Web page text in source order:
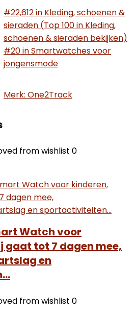
#22,612 in Kleding, schoenen &
sieraden (Top 100 in Kleding,
schoenen & sieraden bekijken)
#20 in Smartwatches voor
jongensmode
Merk: One2Track
from wishlist 0
Watch voor
tot 7 dagen mee,
en
from wishlist 0